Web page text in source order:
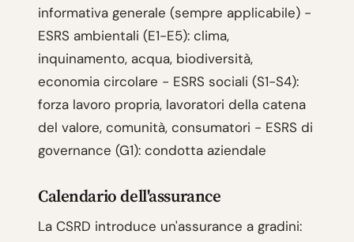
informativa generale (sempre applicabile) -
ESRS ambientali (E1-E5): clima,
inquinamento, acqua, biodiversità,
economia circolare - ESRS sociali (S1-S4):
forza lavoro propria, lavoratori della catena
del valore, comunità, consumatori - ESRS di
governance (G1): condotta aziendale
Calendario dell'assurance
La CSRD introduce un'assurance a gradini: